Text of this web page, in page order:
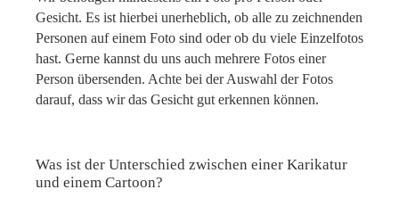
Gesicht. Es ist hierbei unerheblich, ob alle zu zeichnenden
Personen auf einem Foto sind oder ob du viele Einzelfotos
hast. Gerne kannst du uns auch mehrere Fotos einer
Person übersenden. Achte bei der Auswahl der Fotos
darauf, dass wir das Gesicht gut erkennen können.
Was ist der Unterschied zwischen einer Karikatur
und einem Cartoon?